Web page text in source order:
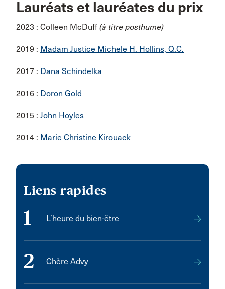
Lauréats et lauréates du prix
2023 : Colleen McDuff (à titre posthume)
2019 : Madam Justice Michele H. Hollins, Q.C.
2017 : Dana Schindelka
2016 : Doron Gold
2015 : John Hoyles
2014 : Marie Christine Kirouack
Liens rapides
1 L’heure du bien-être
2 Chère Advy